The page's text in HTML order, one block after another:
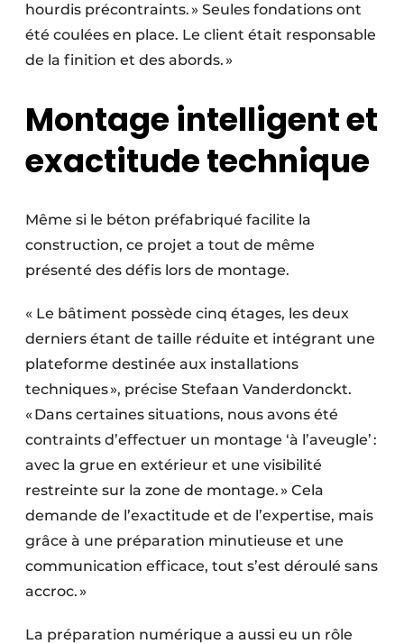
hourdis précontraints. » Seules fondations ont
été coulées en place. Le client était responsable
de la finition et des abords. »
Montage intelligent et
exactitude technique
Même si le béton préfabriqué facilite la
construction, ce projet a tout de même
présenté des défis lors de montage.
« Le bâtiment possède cinq étages, les deux
derniers étant de taille réduite et intégrant une
plateforme destinée aux installations
techniques », précise Stefaan Vanderdonckt.
« Dans certaines situations, nous avons été
contraints d’effectuer un montage ‘à l’aveugle’ :
avec la grue en extérieur et une visibilité
restreinte sur la zone de montage. » Cela
demande de l’exactitude et de l’expertise, mais
grâce à une préparation minutieuse et une
communication efficace, tout s’est déroulé sans
accroc. »
La préparation numérique a aussi eu un rôle